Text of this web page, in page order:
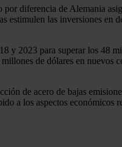
diferencia de Alemania
estimulen las inversiones en
y 2023 para superar los 48
de dólares en nuevos
de acero de bajas
a los aspectos